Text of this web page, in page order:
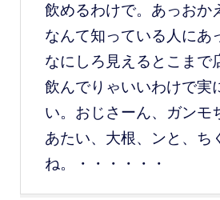
飲めるわけで。あっおか
なんて知っている人にあ
なにしろ見えるとこまで
飲んでりゃいいわけで実
い。おじさーん、ガンモ
あたい、大根、ンと、ち
ね。・・・・・・